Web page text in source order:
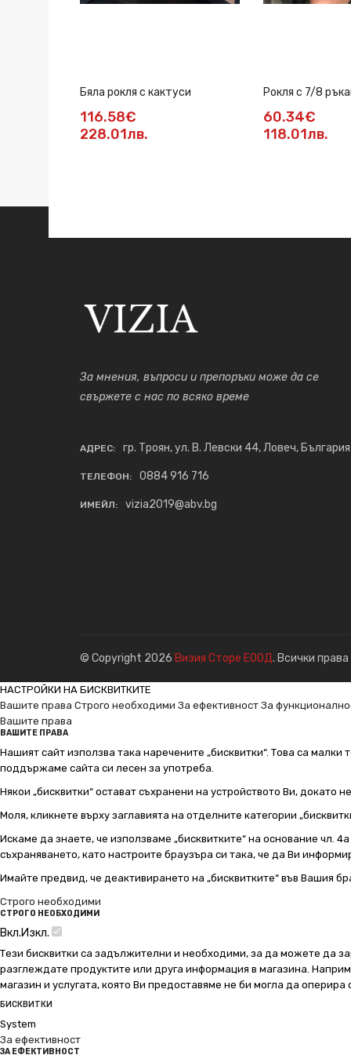
Бяла рокля с кактуси
116.58€
228.01лв.
Рокля с 7/8
60.34€
118.01лв.
За мнения, въпроси и препоръки може да се
свържете с нас по всяко време
АДРЕС: гр. Троян, ул. В. Левски 44, Ловеч, България
ТЕЛЕФОН: 0884 916 716
ИМЕЙЛ: vizia2019@abv.bg
© Copyright 2026 Визия Сторе ЕООД. Всички
НАСТРОЙКИ НА БИСКВИТКИТЕ
Вашите права Строго необходими За ефективност За
Вашите права
ВАШИТЕ ПРАВА
Нашият сайт използва така наречените „бисквитки“. Това са
поддържаме сайта си лесен за употреба.
Някои „бисквитки“ остават съхранени на устройството Ви,
Моля, кликнете върху заглавията на отделните категории
Искаме да знаете, че използваме „бисквитките“ на основание чл.
съхраняването, като настроите браузъра си така, че да Ви
Имайте предвид, че деактивирането на „бисквитките“ във Вашия
Строго необходими
СТРОГО НЕОБХОДИМИ
Вкл.Изкл.
Тези бисквитки са задължителни и необходими, за да можете да
разглеждате продуктите или друга информация в магазина.
магазин и услугата, която Ви предоставяме не би могла да
БИСКВИТКИ
System
За ефективност
ЗА ЕФЕКТИВНОСТ